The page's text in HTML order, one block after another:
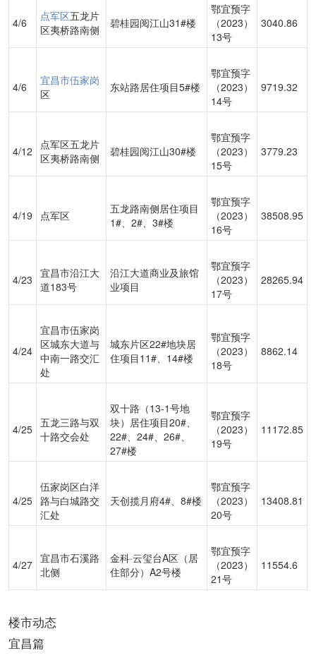
4/6 点军区五龙片
区夷桥路南侧
碧桂园阅江山31#楼
鄂宜预字
（2023）
13号
3040.86
4/6 宜昌市伍家岗
区
东站路居住项目5#楼
鄂宜预字
（2023）
14号
9719.32
4/12
点军区五龙片
区夷桥路南侧
碧桂园阅江山30#楼
鄂宜预字
（2023）
15号
3779.23
4/19 点军区
五龙路南侧居住项目
1#、2#、3#楼
鄂宜预字
（2023）
16号
38508.95
4/23 宜昌市沿江大
道183号
沿江大道商业及旅馆
业项目
鄂宜预字
（2023）
17号
28265.94
4/24
宜昌市伍家岗
区城东大道与
中南一路交汇
处
城东片区22#地块居
住项目11#、14#楼
鄂宜预字
（2023）
18号
8862.14
4/25 五龙三路与双
十路交会处
双十路（13-1号地
块）居住项目20#、
22#、24#、26#、
27#楼
鄂宜预字
（2023）
19号
11172.85
4/25
伍家岗区白洋
路与白城路交
汇处
天创揽月府4#、8#楼
鄂宜预字
（2023）
20号
13408.81
4/27 宜昌市石溪路
北侧
金科·云玺台A区（居
住部分）A2号楼
鄂宜预字
（2023）
21号
11554.6
楼市动态
宜昌篇